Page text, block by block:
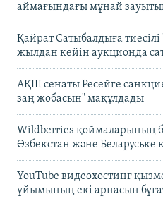
аймағындағы мұнай
Қайрат Сатыбалдыға тиесілі
жылдан кейін аукционда
АҚШ сенаты Ресейге
заң жобасын" мақұлдады
Wildberries қоймаларының
Өзбекстан және Беларуське
YouTube видеохостинг
ұйымының екі арнасын